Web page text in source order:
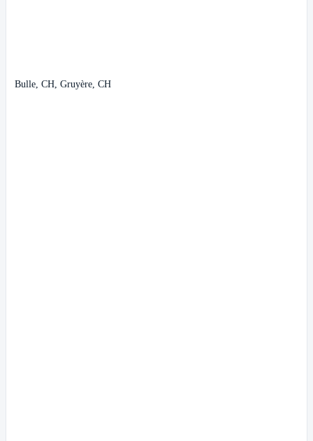
Bulle, CH, Gruyère, CH